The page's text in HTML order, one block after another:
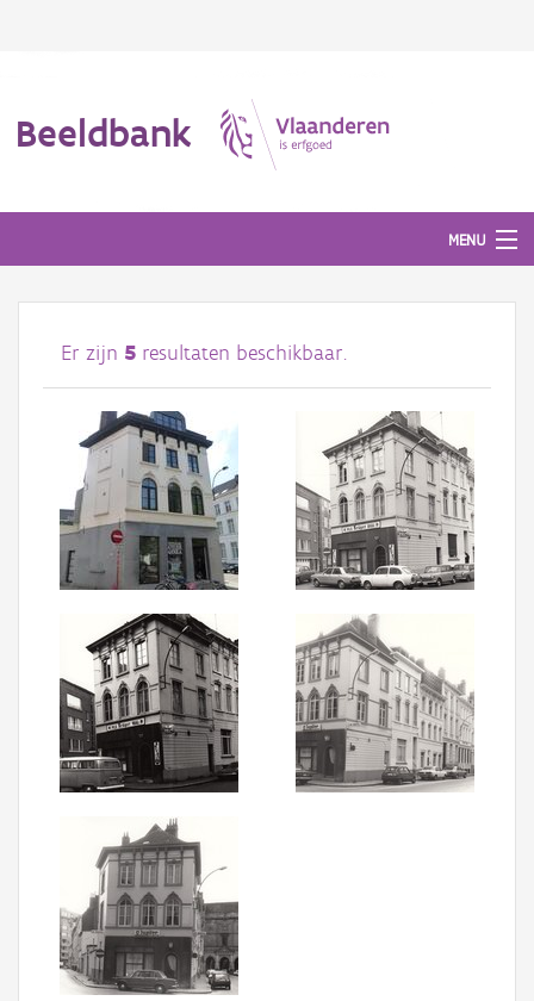
Beeldbank
MENU
Afbeeldingen
#BeeldIndeKijker
Hergebruik
Over ons
Aanmelden
Er zijn 5 resultaten beschikbaar.